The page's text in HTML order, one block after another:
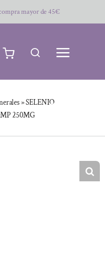
mayor de 45€
»SELENIO
250MG